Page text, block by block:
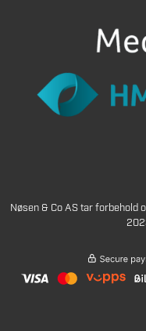
Nøsen & Co AS tar forbehold